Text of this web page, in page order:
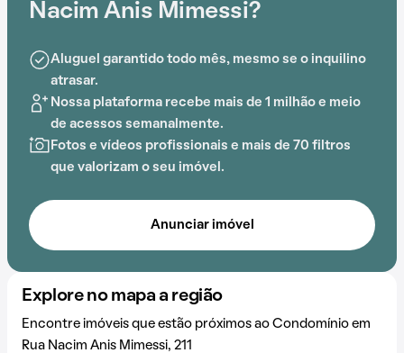
estratégica, próxima a Método DeRose Urbanova.
Nacim Anis Mimessi?
Aluguel garantido todo mês, mesmo se o inquilino
atrasar.
Nossa plataforma recebe mais de 1 milhão e meio
de acessos semanalmente.
Fotos e vídeos profissionais e mais de 70 filtros
que valorizam o seu imóvel.
Anunciar imóvel
Explore no mapa a região
Encontre imóveis que estão próximos ao Condomínio em
Rua Nacim Anis Mimessi, 211